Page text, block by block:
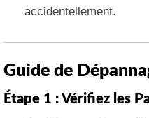
accidentellement.
Guide de
Étape 1 : Vérifiez les